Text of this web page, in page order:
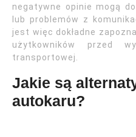
negatywne opinie mogą
lub problemów z
jest więc dokładne
użytkowników przed
transportowej.
Jakie są
autokaru?